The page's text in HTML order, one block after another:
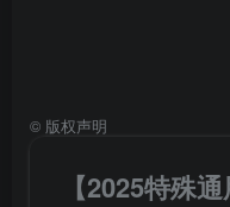
© 版权声明
【2025特殊